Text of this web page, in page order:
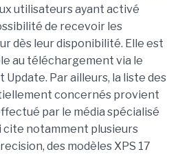
utilisateurs ayant activé
de recevoir les
dès leur disponibilité. Elle est
au téléchargement via le
Par ailleurs, la liste des
concernés provient
par le média spécialisé
cite notamment plusieurs
des modèles XPS 17